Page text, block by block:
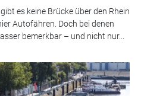
es keine Brücke über den Rhein
Autofähren. Doch bei denen
bemerkbar – und nicht nur...